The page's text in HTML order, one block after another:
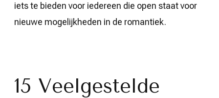
iets te bieden voor iedereen die open staat voor
nieuwe mogelijkheden in de romantiek.
15 Veelgestelde